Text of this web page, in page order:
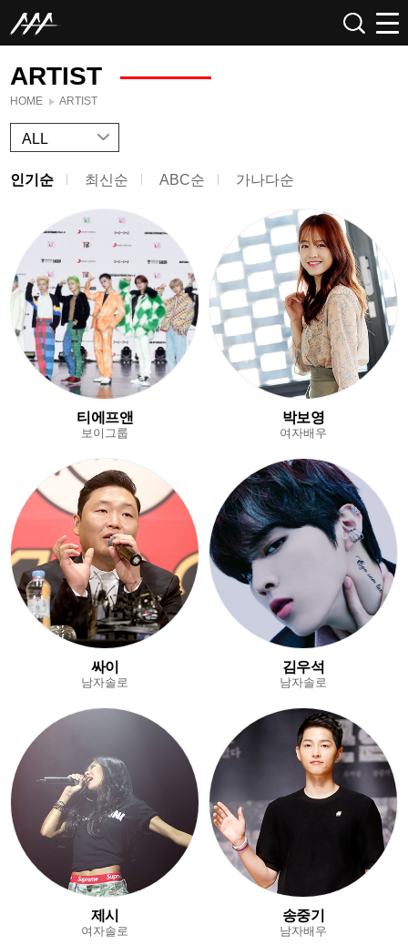
ARTIST
HOME ARTIST
ALL
인기순 최신순 ABC순 가나다순
티에프앤
보이그룹
박보영
여자배우
싸이
남자솔로
김우석
남자솔로
제시
여자솔로
송중기
남자배우